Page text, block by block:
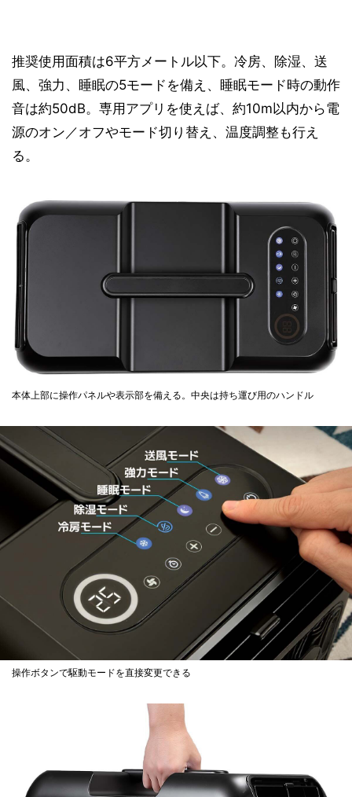
推奨使用面積は6平方メートル以下。冷房、除湿、送
風、強力、睡眠の5モードを備え、睡眠モード時の動作
音は約50dB。専用アプリを使えば、約10m以内から電
源のオン／オフやモード切り替え、温度調整も行え
る。
本体上部に操作パネルや表示部を備える。中央は持ち運び用のハンドル
操作ボタンで駆動モードを直接変更できる